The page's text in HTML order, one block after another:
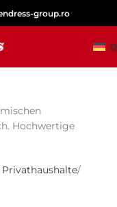
group.ro
Hochwertige